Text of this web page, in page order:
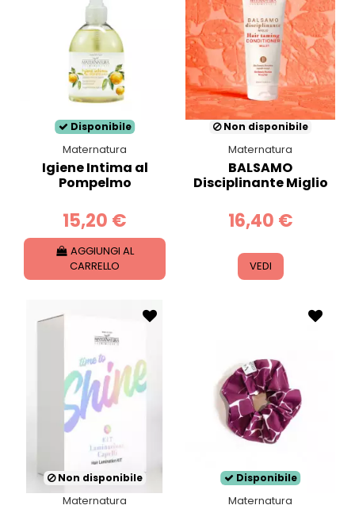
Disponibile
Maternatura
Igiene Intima al
Pompelmo
15,20 €
AGGIUNGI AL
CARRELLO
Non disponibile
Maternatura
BALSAMO
Disciplinante Miglio
16,40 €
VEDI
Non disponibile
Maternatura
Disponibile
Maternatura